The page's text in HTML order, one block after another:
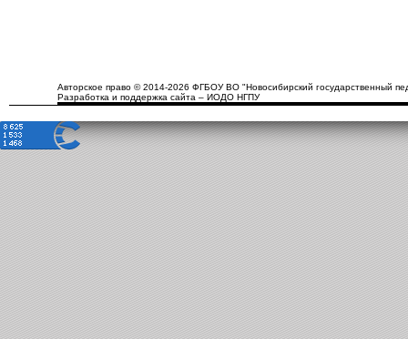
Авторское право © 2014-2026 ФГБОУ ВО "Новосибирский государственный
Разработка и поддержка сайта – ИОДО НГПУ